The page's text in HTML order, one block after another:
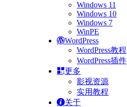
Windows 11
Windows 10
Windows 7
WinPE
WordPress
WordPress教程
WordPress插件
更多
影视资源
实用教程
关于